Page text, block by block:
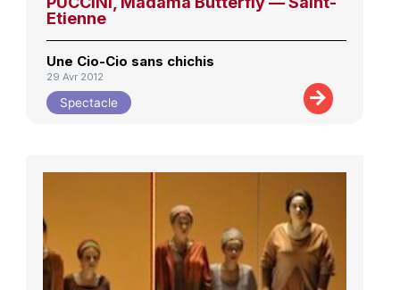
Etienne
Une Cio-Cio sans chichis
29 Avr 2012
Spectacle